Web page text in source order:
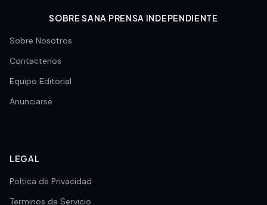
SOBRE SANA PRENSA INDEPENDIENTE
Sobre Nosotros
Contactenos
Equipo Editorial
Anunciarse
LEGAL
Poltica de Privacidad
Terminos de Servicio